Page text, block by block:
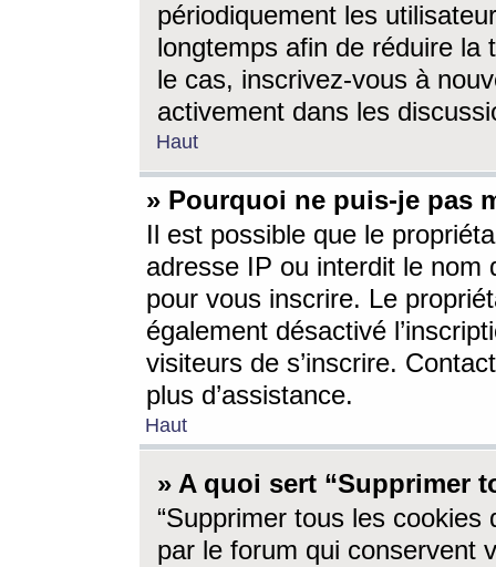
périodiquement les
longtemps afin de réduire la
le cas, inscrivez-vous à
activement dans les
Haut
» Pourquoi ne puis-je pas
Il est possible que le
adresse IP ou interdit le nom
pour vous inscrire. Le
également désactivé
visiteurs de s’inscrire.
plus d’assistance.
Haut
» A quoi sert “Supprimer
“Supprimer tous les cookies
par le forum qui conservent